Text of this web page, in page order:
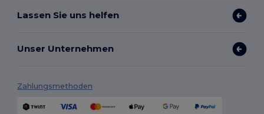
Lassen Sie uns helfen
Unser Unternehmen
Zahlungsmethoden